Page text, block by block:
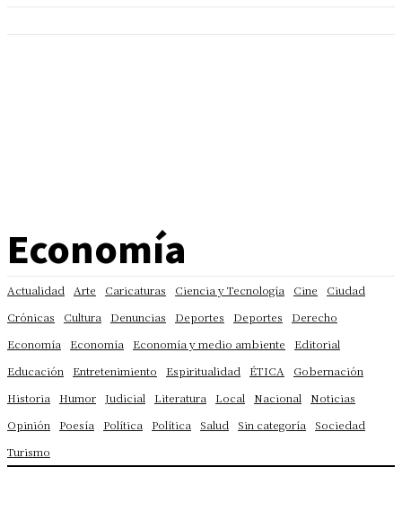
Economía
Actualidad Arte Caricaturas Ciencia y Tecnología Cine
Ciudad
Crónicas
Cultura Denuncias Deportes Deportes
Derecho
Economía
Economía Economía y medio ambiente
Editorial
Educación
Entretenimiento Espiritualidad ÉTICA
Gobernación
Historia
Humor Judicial Literatura Local Nacional
Noticias
Opinión
Poesía Política Política Salud Sin categoría
Sociedad
Turismo